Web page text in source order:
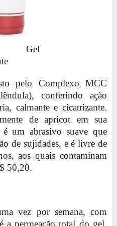
Gel
pelo Complexo MCC
conferindo ação
calmante e cicatrizante.
de apricot em sua
um abrasivo suave que
de sujidades, e é livre de
aos quais contaminam
50,20.
vez por semana, com
a permeação total do gel,